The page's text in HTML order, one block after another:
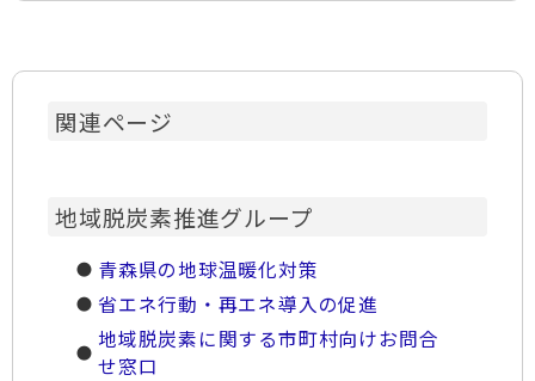
関連ページ
地域脱炭素推進グループ
青森県の地球温暖化対策
省エネ行動・再エネ導入の促進
地域脱炭素に関する市町村向けお問合
せ窓口